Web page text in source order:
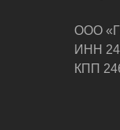
ООО
ИНН
КПП